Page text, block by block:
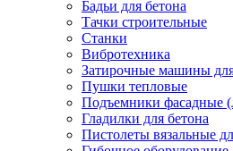
Бадьи для бетона
Тачки строительные
Станки
Вибротехника
Затирочные машины
Пушки тепловые
Подъемники фасадные
Гладилки для бетона
Пистолеты вязальные